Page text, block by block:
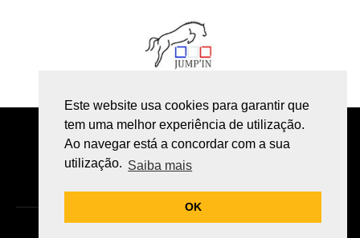
Este website usa cookies para garantir que
tem uma melhor experiência de utilização.
Ao navegar está a concordar com a sua
utilização. Saiba mais
OK
POLÍTICA DE PRIVACIDADE
LIVRO DE RECLAMAÇÕES ONLINE
GOMES EQUESTRE ©Todos os direitos reservados